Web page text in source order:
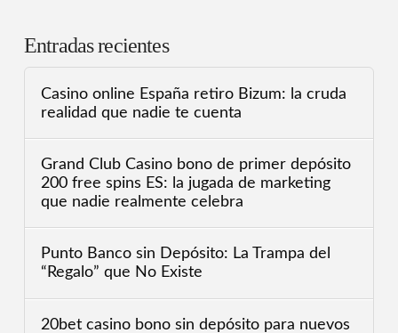
Entradas recientes
Casino online España retiro Bizum: la cruda
realidad que nadie te cuenta
Grand Club Casino bono de primer depósito
200 free spins ES: la jugada de marketing
que nadie realmente celebra
Punto Banco sin Depósito: La Trampa del
“Regalo” que No Existe
20bet casino bono sin depósito para nuevos